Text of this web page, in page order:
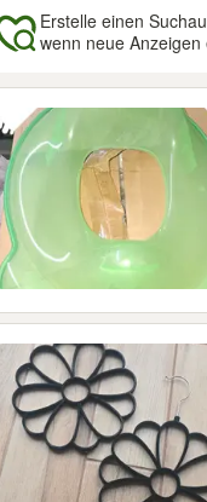
Erstelle einen
wenn neue